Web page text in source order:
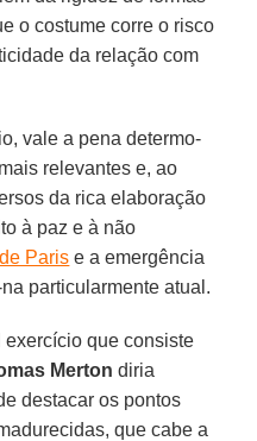
o costume corre o risco
da relação com
vale a pena determo-
relevantes e, ao
da rica elaboração
à paz e à não
Paris e a emergência
particularmente atual.
exercício que consiste
Merton diria
destacar os pontos
que cabe a